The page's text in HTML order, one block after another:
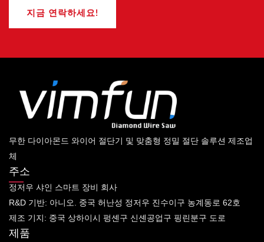
지금 연락하세요!
무한 다이아몬드 와이어 절단기 및 맞춤형 정밀 절단 솔루션 제조업
체
주소
정저우 샤인 스마트 장비 회사
R&D 기반: 아니오. 중국 허난성 정저우 진수이구 농계동로 62호
제조 기지: 중국 상하이시 펑셴구 신셴공업구 핑린분구 도로
제품